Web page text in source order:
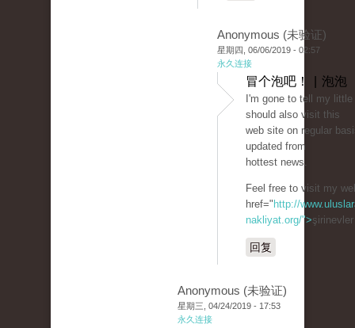
Anonymous (未验证)
星期四, 06/06/2019 - 02:57
永久连接
冒个泡吧！ | 泡泡
I'm gone to tell my
should also visit this
web site on regular
updated from
hottest news.
Feel free to visit my
href=" http://
nakliyat.org/">
回复
Anonymous (未验证)
星期三, 04/24/2019 - 17:53
永久连接